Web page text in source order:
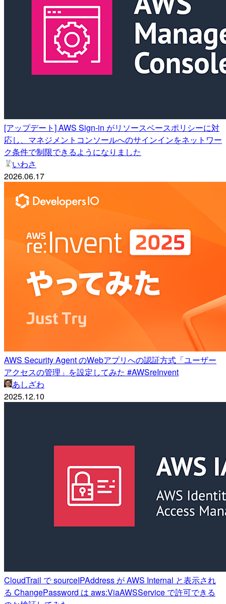
[アップデート] AWS Sign-in がリソースベースポリシーに対
応し、マネジメントコンソールへのサインインをネットワー
ク条件で制限できるようになりました
いわさ
2026.06.17
AWS Security Agent のWebアプリへの認証方式「ユーザー
アクセスの管理」を設定してみた #AWSreInvent
あしざわ
2025.12.10
CloudTrail で sourceIPAddress が AWS Internal と表示され
る ChangePassword は aws:ViaAWSService で許可できる